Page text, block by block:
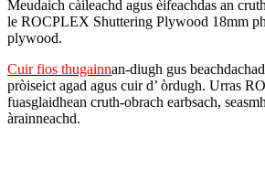
Meudaich càileachd agus èifeachdas an
le ROCPLEX Shuttering Plywood 18mm
plywood.
Cuir fios thugainnan-diugh gus
pròiseict agad agus cuir d’ òrdugh. Urras
fuasglaidhean cruth-obrach earbsach,
àrainneachd.